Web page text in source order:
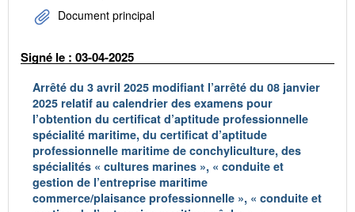
Document principal
Signé le : 03-04-2025
Arrêté du 3 avril 2025 modifiant l’arrêté du 08 janvier
2025 relatif au calendrier des examens pour
l’obtention du certificat d’aptitude professionnelle
spécialité maritime, du certificat d’aptitude
professionnelle maritime de conchyliculture, des
spécialités « cultures marines », « conduite et
gestion de l’entreprise maritime
commerce/plaisance professionnelle », « conduite et